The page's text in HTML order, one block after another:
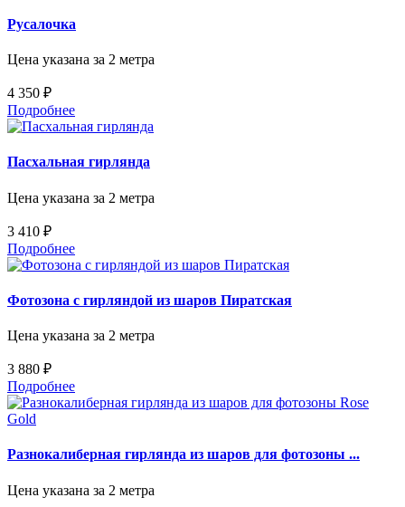
Русалочка
Цена указана за 2 метра
4 350 ₽
Подробнее
Пасхальная гирлянда
Цена указана за 2 метра
3 410 ₽
Подробнее
Фотозона с гирляндой из шаров Пиратская
Цена указана за 2 метра
3 880 ₽
Подробнее
Разнокалиберная гирлянда из шаров для фотозоны ...
Цена указана за 2 метра